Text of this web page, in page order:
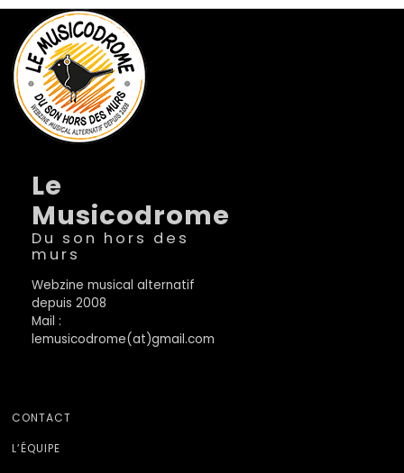
Le
Musicodrome
Du son hors des
murs
Webzine musical alternatif
depuis 2008
Mail :
lemusicodrome(at)gmail.com
CONTACT
L’ÉQUIPE